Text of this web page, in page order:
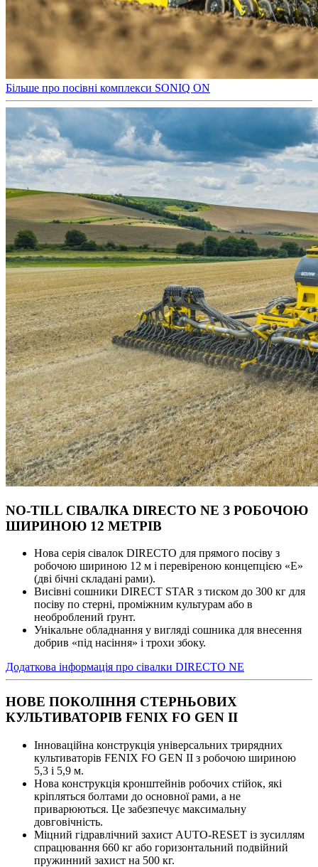
Більше про посівні комплекси SONIQ ON
NO-TILL СІВАЛКА DIRECTO NE З РОБОЧОЮ
ШИРИНОЮ 12 МЕТРІВ
Нова серія сівалок DIRECTO для прямого посіву з
робочою шириною 12 м і перевіреною концепцією «E»
(дві бічні складані рами).
Висівні сошники DIRECT STAR з тиском до 300 кг для
посіву по стерні, проміжним культурам або в
необроблений ґрунт.
Унікальне обладнання у вигляді сошника для внесення
добрив «під насіння» і трохи збоку.
Додаткова інформація про сівалки DIRECTO NE
НОВЕ ПОКОЛІННЯ СТЕРНЬОВИХ
КУЛЬТИВАТОРІВ FENIX FO GEN II
Інноваційна конструкція універсальних трирядних
культиваторів FENIX FO GEN II з робочою шириною
5,3 і 5,9 м.
Нова конструкція кронштейнів робочих стійок, які
кріпляться болтами до основної рами, а не
приварюються. Це забезпечує максимальну
довговічність.
Міцний гідравлічний захист AUTO-RESET із зусиллям
спрацювання 660 кг або горизонтальний подвійний
пружинний захист на 500 кг.